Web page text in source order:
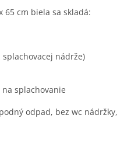
65 cm biela sa skladá:
nádrže)
splachovanie
odpad, bez wc nádržky,